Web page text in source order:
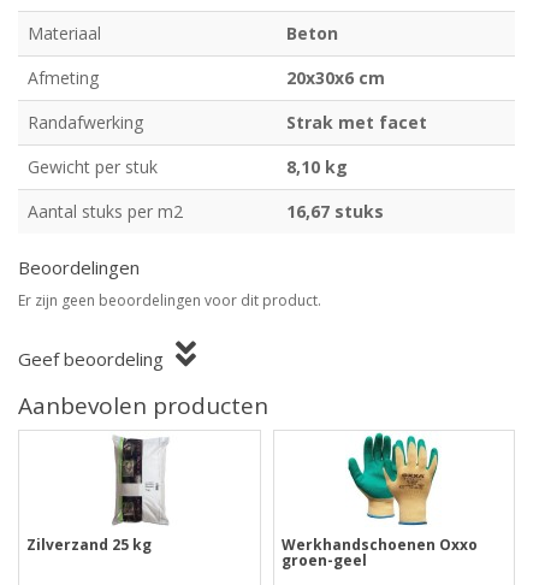
Materiaal
Beton
Afmeting
20x30x6 cm
Randafwerking
Strak met facet
Gewicht per stuk
8,10 kg
Aantal stuks per m2
16,67 stuks
Beoordelingen
Er zijn geen beoordelingen voor dit product.
Geef beoordeling
Aanbevolen producten
Zilverzand 25 kg Werkhandschoenen Oxxo
groen-geel